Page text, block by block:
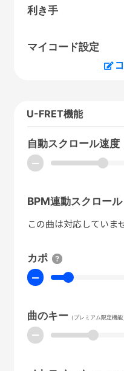
利き手
マイコード設定
U-FRET機能
自動スクロール速度
ー
BPM連動スクロール
この曲は対応していま
カポ
ー
曲のキー（プレミアム限定機能
ー